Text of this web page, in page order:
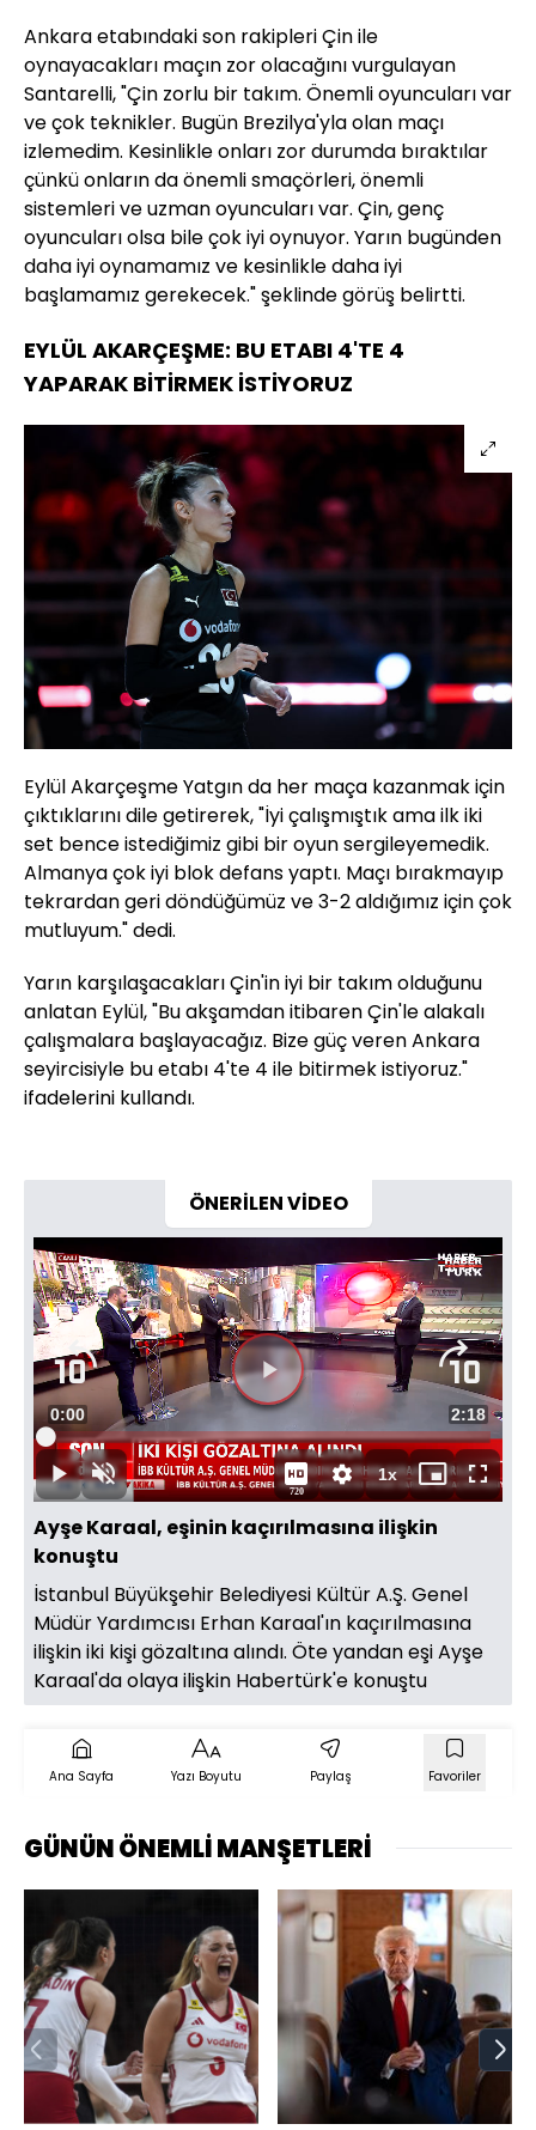
Ankara etabındaki son rakipleri Çin ile
oynayacakları maçın zor olacağını vurgulayan
Santarelli, "Çin zorlu bir takım. Önemli oyuncuları var
ve çok teknikler. Bugün Brezilya'yla olan maçı
izlemedim. Kesinlikle onları zor durumda bıraktılar
çünkü onların da önemli smaçörleri, önemli
sistemleri ve uzman oyuncuları var. Çin, genç
oyuncuları olsa bile çok iyi oynuyor. Yarın bugünden
daha iyi oynamamız ve kesinlikle daha iyi
başlamamız gerekecek." şeklinde görüş belirtti.
EYLÜL AKARÇEŞME: BU ETABI 4'TE 4
YAPARAK BİTİRMEK İSTİYORUZ
Eylül Akarçeşme Yatgın da her maça kazanmak için
çıktıklarını dile getirerek, "İyi çalışmıştık ama ilk iki
set bence istediğimiz gibi bir oyun sergileyemedik.
Almanya çok iyi blok defans yaptı. Maçı bırakmayıp
tekrardan geri döndüğümüz ve 3-2 aldığımız için çok
mutluyum." dedi.
Yarın karşılaşacakları Çin'in iyi bir takım olduğunu
anlatan Eylül, "Bu akşamdan itibaren Çin'le alakalı
çalışmalara başlayacağız. Bize güç veren Ankara
seyircisiyle bu etabı 4'te 4 ile bitirmek istiyoruz."
ifadelerini kullandı.
ÖNERİLEN VİDEO
Video
Oynatıcısı
yükleniyor.
Videoyu
Oynat
OynatSesi
Aç
Süre
0:00 Toplam
Süre
2:18
720
Yüklendi:
13.73%
1xOynatma
Hızı
Mini
oynatıcı
Tam
Ekran
Ayşe Karaal, eşinin kaçırılmasına ilişkin
konuştu
İstanbul Büyükşehir Belediyesi Kültür A.Ş. Genel
Müdür Yardımcısı Erhan Karaal'ın kaçırılmasına
ilişkin iki kişi gözaltına alındı. Öte yandan eşi Ayşe
Karaal'da olaya ilişkin Habertürk'e konuştu
Ana Sayfa Yazı Boyutu Paylaş Favoriler
GÜNÜN ÖNEMLİ MANŞETLERİ